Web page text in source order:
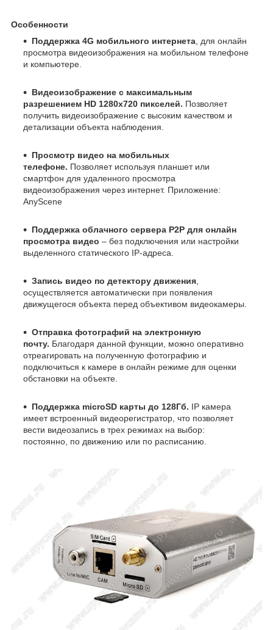
Особенности
Поддержка 4G мобильного интернета , для онлайн
просмотра видеоизображения на мобильном телефоне
и компьютере.
Видеоизображение с максимальным
разрешением HD 1280x720 пикселей. Позволяет
получить видеоизображение с высоким качеством и
детализации объекта наблюдения.
Просмотр видео на мобильных
телефоне. Позволяет используя планшет или
смартфон для удаленного просмотра
видеоизображения через интернет. Приложение:
AnyScene
Поддержка облачного сервера Р2Р для онлайн
просмотра видео – без подключения или настройки
выделенного статического IP-адреса.
Запись видео по детектору движения
осуществляется автоматически при появления
движущегося объекта перед объективом видеокамеры.
Отправка фотографий на электронную
почту. Благодаря данной функции, можно оперативно
отреагировать на полученную фотографию и
подключиться к камере в онлайн режиме для оценки
обстановки на объекте.
Поддержка microSD карты до 128Гб. IP камера
имеет встроенный видеорегистратор, что позволяет
вести видеозапись в трех режимах на выбор:
постоянно, по движению или по расписанию.